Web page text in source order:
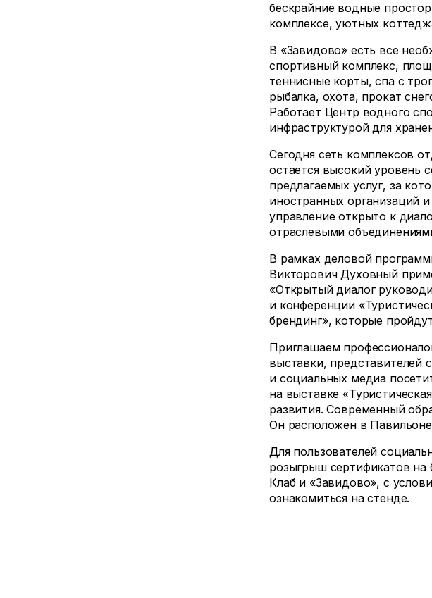
бескрайние водные
комплексе, уютных
В «Завидово» есть все
спортивный комплекс,
теннисные корты, спа с
рыбалка, охота, прокат
Работает Центр водного
инфраструктурой для
Сегодня сеть комплексов
остается высокий уровень
предлагаемых услуг, за
иностранных организаций
управление открыто к
отраслевыми
В рамках деловой
Викторович Духовный
«Открытый диалог
и конференции
брендинг», которые
Приглашаем
выставки, представителей
и социальных медиа
на выставке
развития. Современный
Он расположен в
Для пользователей
розыгрыш сертификатов
Клаб и «Завидово», с
ознакомиться на стенде.